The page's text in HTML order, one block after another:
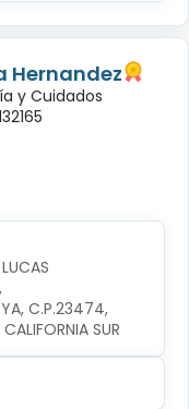
Hernandez
y Cuidados
C.P.23474,
SUR